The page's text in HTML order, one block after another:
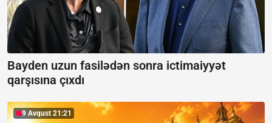
Bayden uzun fasilədən sonra ictimaiyyət
qarşısına çıxdı
9 Avqust 21:21